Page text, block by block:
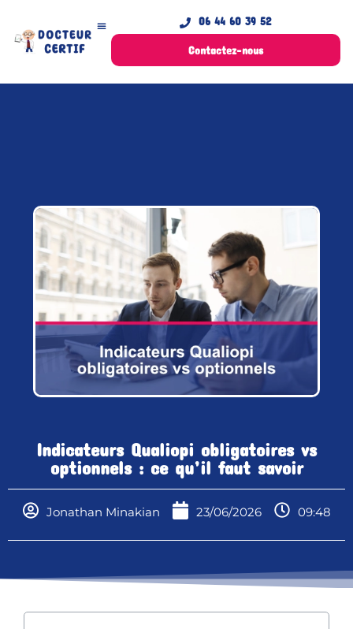
06 44 60 39 52
Contactez-nous
Indicateurs Qualiopi obligatoires vs
optionnels : ce qu’il faut savoir
Jonathan Minakian 23/06/2026 09:48